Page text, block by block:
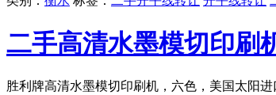
二手高清水墨模切印刷
胜利牌高清水墨模切印刷机，六色，美国太阳